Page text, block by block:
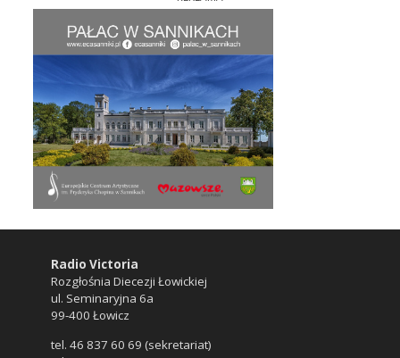
Radio Victoria
Rozgłośnia Diecezji Łowickiej
ul. Seminaryjna 6a
99-400 Łowicz
tel. 46 837 60 69 (sekretariat)